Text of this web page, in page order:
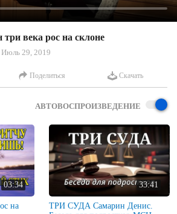
три века рос на склоне
Июль 29, 2019
Поделиться Скачать
АВТОВОСПРОИЗВЕДЕНИЕ
03:34
на
33:41
ТРИ СУДА Самарин Денис.